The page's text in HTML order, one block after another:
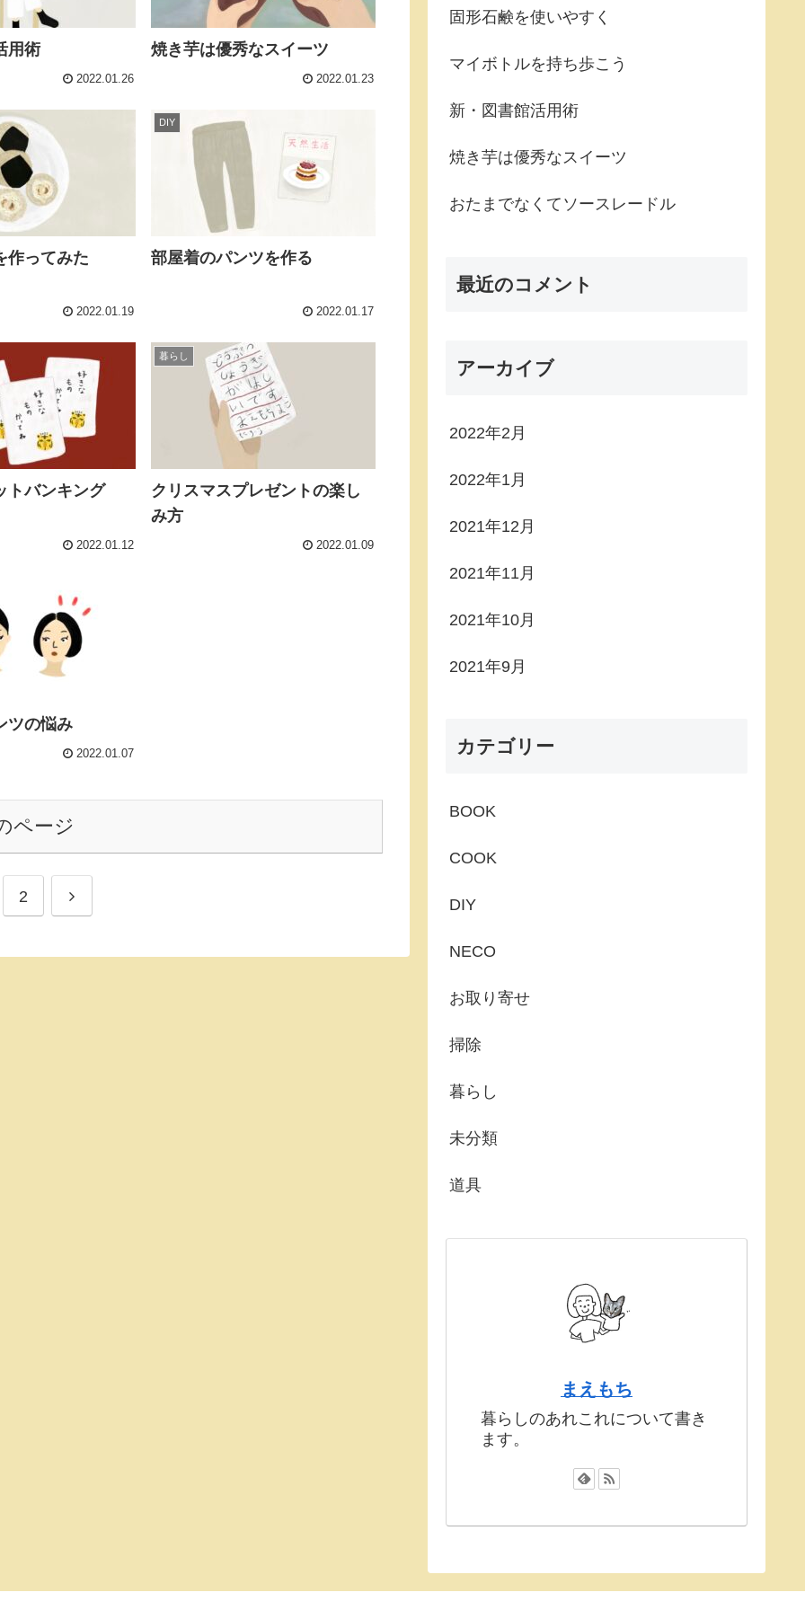
用術
2022.01.26
焼き芋は優秀なスイーツ
2022.01.23
作ってみた
2022.01.19
DIY
部屋着のパンツを作る
2022.01.17
トバンキング
2022.01.12
暮らし
クリスマスプレゼントの楽し
み方
2022.01.09
ツの悩み
2022.01.07
ページ
2
固形石鹸を使いやすく
マイボトルを持ち歩こう
新・図書館活用術
焼き芋は優秀なスイーツ
おたまでなくてソースレードル
最近のコメント
アーカイブ
2022年2月
2022年1月
2021年12月
2021年11月
2021年10月
2021年9月
カテゴリー
BOOK
COOK
DIY
NECO
お取り寄せ
掃除
暮らし
未分類
道具
まえもち
暮らしのあれこれについて書き
ます。